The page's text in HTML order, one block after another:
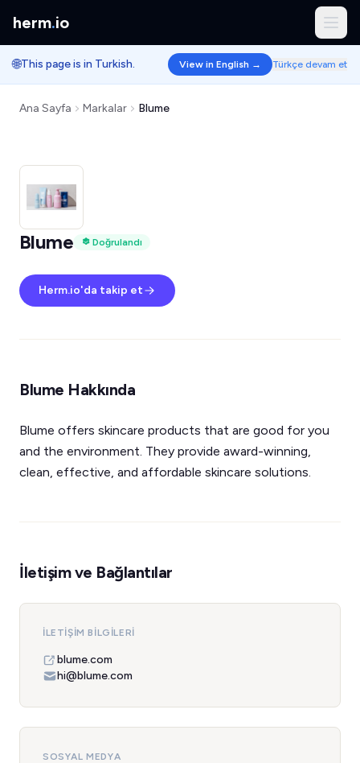
herm.io
🌐This page is in Turkish. View in English → Türkçe devam et
Ana Sayfa Markalar Blume
Blume Doğrulandı
Herm.io'da takip et
Blume Hakkında
Blume offers skincare products that are good for you
and the environment. They provide award-winning,
clean, effective, and affordable skincare solutions.
İletişim ve Bağlantılar
İLETIŞIM BILGILERI
blume.com
hi@blume.com
SOSYAL MEDYA